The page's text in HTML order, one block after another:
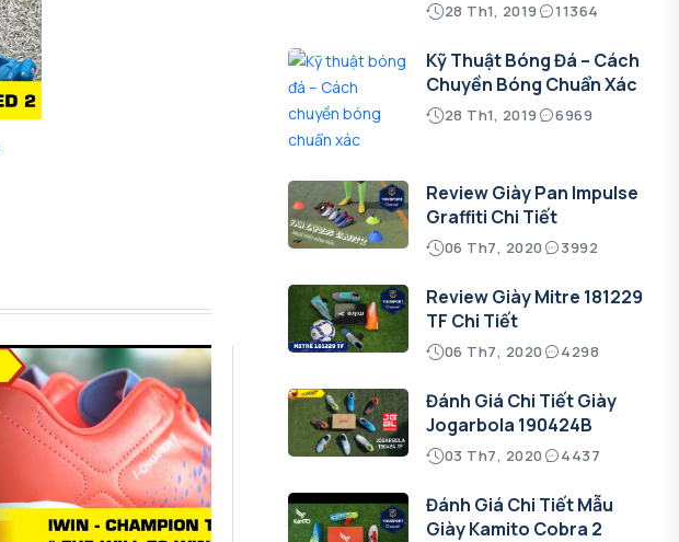
28 Th1, 2019 11364
Kỹ Thuật Bóng Đá – Cách
Chuyền Bóng Chuẩn Xác
28 Th1, 2019 6969
Review Giày Pan Impulse
Graffiti Chi Tiết
06 Th7, 2020 3992
Review Giày Mitre 181229
TF Chi Tiết
06 Th7, 2020 4298
Đánh Giá Chi Tiết Giày
Jogarbola 190424B
03 Th7, 2020 4437
Đánh Giá Chi Tiết Mẫu
Giày Kamito Cobra 2